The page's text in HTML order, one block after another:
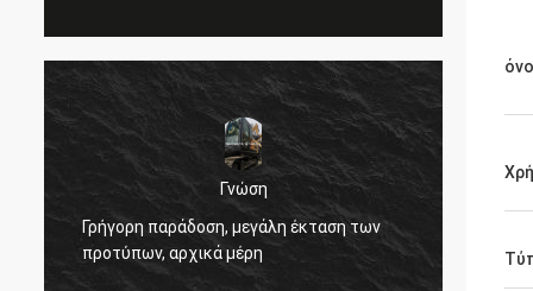
Γνώση
Γρήγορη παράδοση, μεγάλη έκταση των
προτύπων, αρχικά μέρη
Πολύ καλή